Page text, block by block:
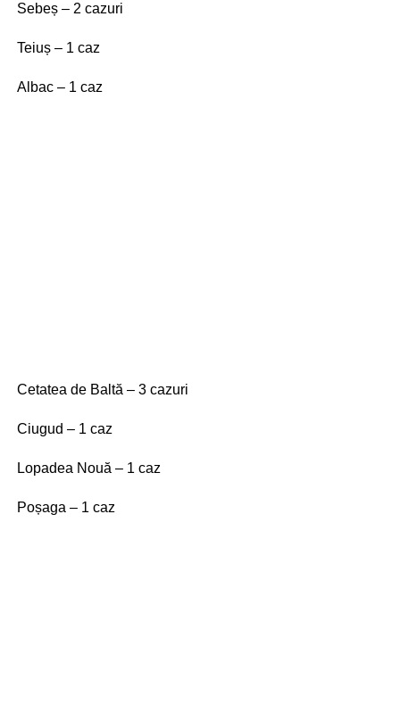
Sebeș – 2 cazuri
Teiuș – 1 caz
Albac – 1 caz
Cetatea de Baltă – 3 cazuri
Ciugud – 1 caz
Lopadea Nouă – 1 caz
Poșaga – 1 caz